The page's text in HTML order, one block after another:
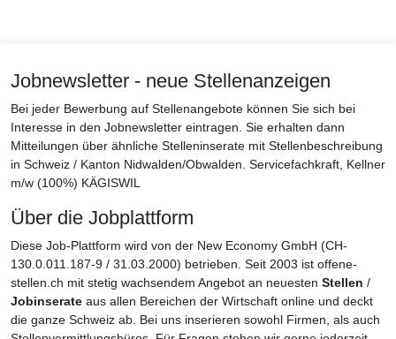
Jobnewsletter - neue Stellenanzeigen
Bei jeder Bewerbung auf Stellenangebote können Sie sich bei
Interesse in den Jobnewsletter eintragen. Sie erhalten dann
Mitteilungen über ähnliche Stelleninserate mit Stellenbeschreibung
in Schweiz / Kanton Nidwalden/Obwalden. Servicefachkraft, Kellner
m/w (100%) KÄGISWIL
Über die Jobplattform
Diese Job-Plattform wird von der New Economy GmbH (CH-
130.0.011.187-9 / 31.03.2000) betrieben. Seit 2003 ist offene-
stellen.ch mit stetig wachsendem Angebot an neuesten Stellen /
Jobinserate aus allen Bereichen der Wirtschaft online und deckt
die ganze Schweiz ab. Bei uns inserieren sowohl Firmen, als auch